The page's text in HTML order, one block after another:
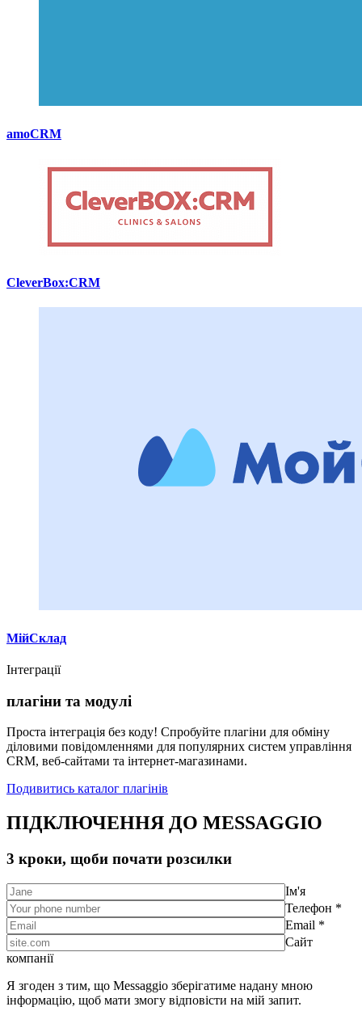
amoCRM
CleverBox:CRM
МійСклад
Інтеграції
плагіни та модулі
Проста інтеграція без коду! Спробуйте плагіни для обміну
діловими повідомленнями для популярних систем управління
CRM, веб-сайтами та інтернет-магазинами.
Подивитись каталог плагінів
ПІДКЛЮЧЕННЯ ДО MESSAGGIO
3 кроки, щоби почати розсилки
Ім'я
Телефон *
Email *
Сайт
компанії
Я згоден з тим, що Messaggio зберігатиме надану мною
інформацію, щоб мати змогу відповісти на мій запит.